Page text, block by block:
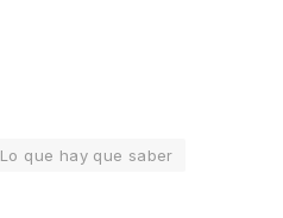
Lo que hay que saber